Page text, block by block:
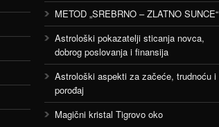
METOD „SREBRNO – ZLATNO SUNCE“
Astrološki pokazatelji sticanja novca,
dobrog poslovanja i finansija
Astrološki aspekti za začeće, trudnoću i
porođaj
Magični kristal Tigrovo oko